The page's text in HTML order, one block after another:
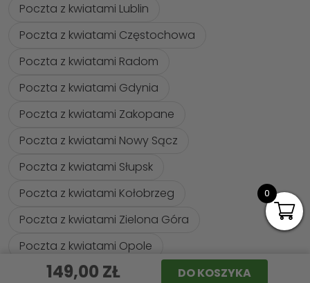
149,00 ZŁ DO KOSZYKA
Poczta z kwiatami Lublin
Poczta z kwiatami Częstochowa
Poczta z kwiatami Radom
Poczta z kwiatami Gdynia
Poczta z kwiatami Zakopane
Poczta z kwiatami Nowy Sącz
Poczta z kwiatami Słupsk
Poczta z kwiatami Kołobrzeg
Poczta z kwiatami Zielona Góra
Poczta z kwiatami Opole
0